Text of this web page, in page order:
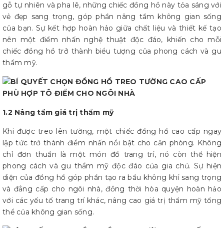
gỗ tự nhiên và pha lê, những chiếc đồng hồ này tỏa sáng với
vẻ đẹp sang trọng, góp phần nâng tầm không gian sống
của bạn. Sự kết hợp hoàn hảo giữa chất liệu và thiết kế tạo
nên một điểm nhấn nghệ thuật độc đáo, khiến cho mỗi
chiếc đồng hồ trở thành biểu tượng của phong cách và gu
thẩm mỹ.
1.2 Nâng tầm giá trị thẩm mỹ
Khi được treo lên tường, một chiếc đồng hồ cao cấp ngay
lập tức trở thành điểm nhấn nổi bật cho căn phòng. Không
chỉ đơn thuần là một món đồ trang trí, nó còn thể hiện
phong cách và gu thẩm mỹ độc đáo của gia chủ. Sự hiện
diện của đồng hồ góp phần tạo ra bầu không khí sang trọng
và đẳng cấp cho ngôi nhà, đồng thời hòa quyện hoàn hảo
với các yếu tố trang trí khác, nâng cao giá trị thẩm mỹ tổng
thể của không gian sống.